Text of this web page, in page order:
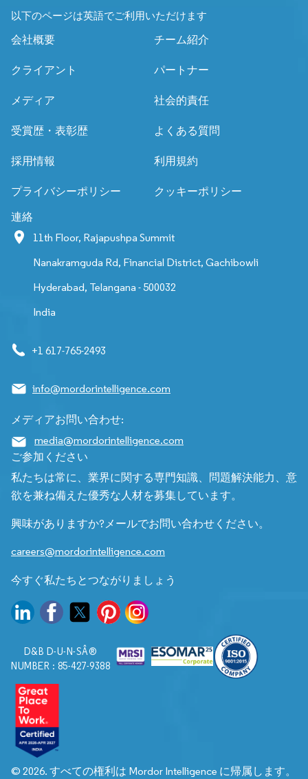
以下のページは英語でご利用いただけます
会社概要 チーム紹介
クライアント パートナー
メディア 社会的責任
受賞歴・表彰歴 よくある質問
採用情報 利用規約
プライバシーポリシー クッキーポリシー
連絡
11th Floor, Rajapushpa Summit
Nanakramguda Rd, Financial District, Gachibowli
Hyderabad, Telangana - 500032
India
+1 617-765-2493
info@mordorintelligence.com
メディアお問い合わせ:
media@mordorintelligence.com
ご参加ください
私たちは常に、業界に関する専門知識、問題解決能力、意
欲を兼ね備えた優秀な人材を募集しています。
興味がありますか?メールでお問い合わせください。
careers@mordorintelligence.com
今すぐ私たちとつながりましょう
D&B D-U-N-SÂ®
NUMBER : 85-427-9388
© 2026. すべての権利は Mordor Intelligence に帰属します。